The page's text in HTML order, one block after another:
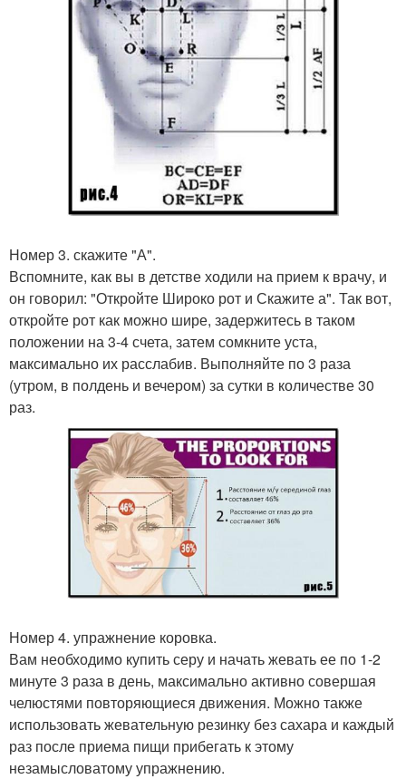
Номер 3. скажите "А".
Вспомните, как вы в детстве ходили на прием к врачу, и
он говорил: "Откройте Широко рот и Скажите а". Так вот,
откройте рот как можно шире, задержитесь в таком
положении на 3-4 счета, затем сомкните уста,
максимально их расслабив. Выполняйте по 3 раза
(утром, в полдень и вечером) за сутки в количестве 30
раз.
Номер 4. упражнение коровка.
Вам необходимо купить серу и начать жевать ее по 1-2
минуте 3 раза в день, максимально активно совершая
челюстями повторяющиеся движения. Можно также
использовать жевательную резинку без сахара и каждый
раз после приема пищи прибегать к этому
незамысловатому упражнению.